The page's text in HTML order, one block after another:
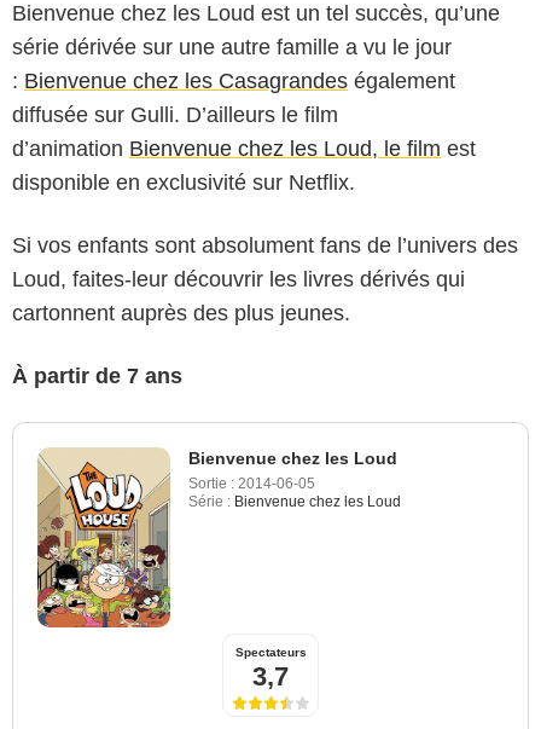
Bienvenue chez les Loud est un tel succès, qu’une
série dérivée sur une autre famille a vu le jour
: Bienvenue chez les Casagrandes également
diffusée sur Gulli. D’ailleurs le film
d’animation Bienvenue chez les Loud, le film est
disponible en exclusivité sur Netflix.
Si vos enfants sont absolument fans de l’univers des
Loud, faites-leur découvrir les livres dérivés qui
cartonnent auprès des plus jeunes.
À partir de 7 ans
Bienvenue chez les Loud
Sortie : 2014-06-05
Série : Bienvenue chez les Loud
Spectateurs
3,7